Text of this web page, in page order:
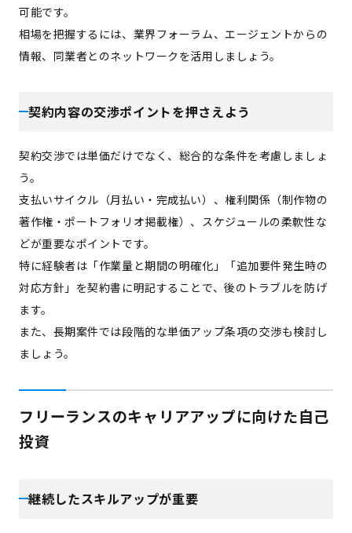
可能です。
相場を把握するには、業界フォーラム、エージェントからの
情報、同業者とのネットワークを活用しましょう。
契約内容の交渉ポイントを押さえよう
契約交渉では単価だけでなく、総合的な条件を考慮しましょ
う。
支払いサイクル（月払い・完成払い）、権利関係（制作物の
著作権・ポートフォリオ掲載権）、スケジュールの柔軟性な
どが重要なポイントです。
特に経験者は「作業量と期間の明確化」「追加要件発生時の
対応方針」を契約書に明記することで、後のトラブルを防げ
ます。
また、長期案件では段階的な単価アップ条項の交渉も検討し
ましょう。
フリーランスのキャリアアップに向けた自己
投資
継続したスキルアップが重要